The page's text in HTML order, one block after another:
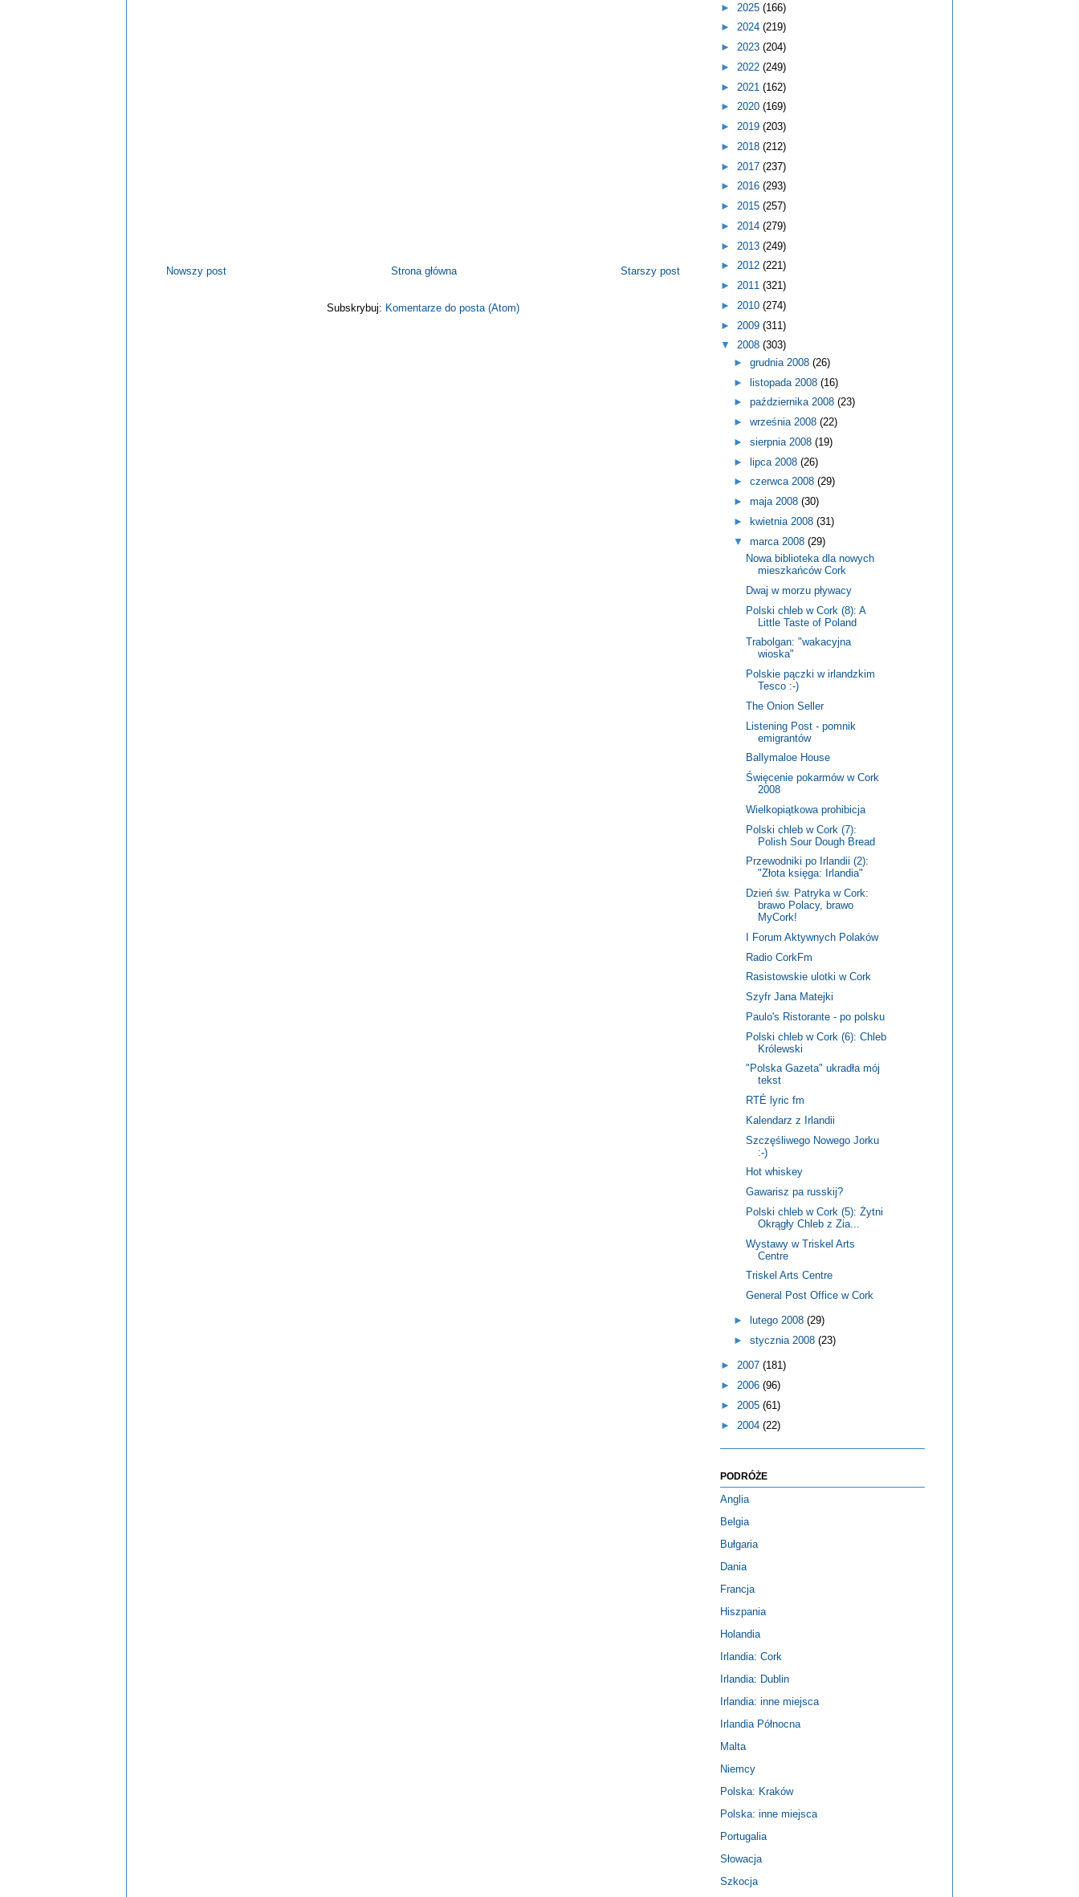
Nowszy post Starszy post
Strona główna
Subskrybuj: Komentarze do posta (Atom)
► 2025 (166)
► 2024 (219)
► 2023 (204)
► 2022 (249)
► 2021 (162)
► 2020 (169)
► 2019 (203)
► 2018 (212)
► 2017 (237)
► 2016 (293)
► 2015 (257)
► 2014 (279)
► 2013 (249)
► 2012 (221)
► 2011 (321)
► 2010 (274)
► 2009 (311)
▼ 2008 (303)
► grudnia 2008 (26)
► listopada 2008 (16)
► października 2008 (23)
► września 2008 (22)
► sierpnia 2008 (19)
► lipca 2008 (26)
► czerwca 2008 (29)
► maja 2008 (30)
►
kwietnia 2008 (31)
▼ marca 2008 (29)
Nowa biblioteka dla nowych
mieszkańców Cork
Dwaj w morzu pływacy
Polski chleb w Cork (8): A
Little Taste of Poland
Trabolgan: "wakacyjna
wioska"
Polskie pączki w irlandzkim
Tesco :-)
The Onion Seller
Listening Post - pomnik
emigrantów
Ballymaloe House
Święcenie pokarmów w Cork
2008
Wielkopiątkowa prohibicja
Polski chleb w Cork (7):
Polish Sour Dough Bread
Przewodniki po Irlandii (2):
"Złota księga: Irlandia"
Dzień św. Patryka w Cork:
brawo Polacy, brawo
MyCork!
I Forum Aktywnych Polaków
Radio CorkFm
Rasistowskie ulotki w Cork
Szyfr Jana Matejki
Paulo's Ristorante - po polsku
Polski chleb w Cork (6): Chleb
Królewski
"Polska Gazeta" ukradła mój
tekst
RTÉ lyric fm
Kalendarz z Irlandii
Szczęśliwego Nowego Jorku
:-)
Hot whiskey
Gawarisz pa russkij?
Polski chleb w Cork (5): Żytni
Okrągły Chleb z Zia...
Wystawy w Triskel Arts
Centre
Triskel Arts Centre
General Post Office w Cork
► lutego 2008 (29)
► stycznia 2008 (23)
► 2007 (181)
► 2006 (96)
► 2005 (61)
► 2004 (22)
PODRÓŻE
Anglia
Belgia
Bułgaria
Dania
Francja
Hiszpania
Holandia
Irlandia: Cork
Irlandia: Dublin
Irlandia: inne miejsca
Irlandia Północna
Malta
Niemcy
Polska: Kraków
Polska: inne miejsca
Portugalia
Słowacja
Szkocja